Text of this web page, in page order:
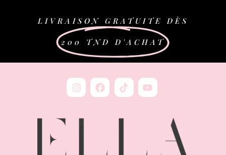
LIVRAISON GRATUITE DÈS
200 TND D'ACHAT